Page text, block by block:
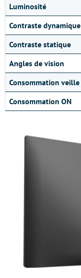
Luminosité
Contraste dynamique
Contraste statique
Angles de vision
Consommation veille
Consommation ON